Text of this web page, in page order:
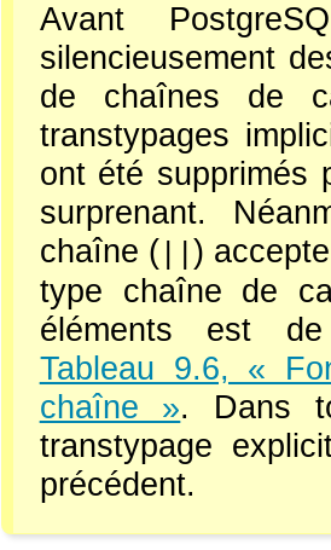
Avant
silencieusement
de chaînes de
transtypages
ont été supprimés
surprenant.
chaîne (
)
type chaîne de
éléments est
Tableau 9.6, «
chaîne ». Dans
transtypage
précédent.